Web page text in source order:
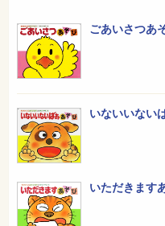
ごあいさつあ
いないいない
いただきます